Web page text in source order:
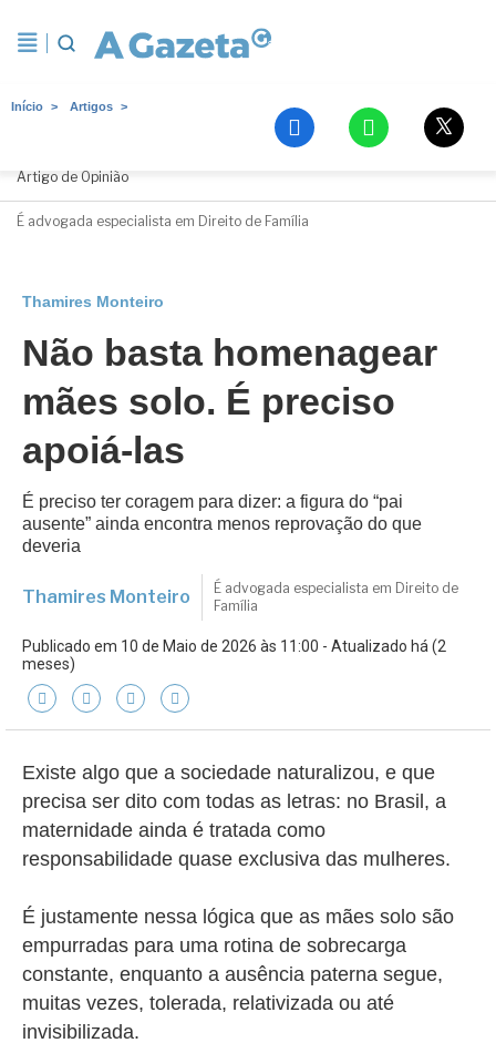
Início Artigos
Thamires Monteiro
Artigo de Opinião
É advogada especialista em Direito de Família
Thamires Monteiro
Não basta homenagear
mães solo. É preciso
apoiá-las
É preciso ter coragem para dizer: a figura do “pai
ausente” ainda encontra menos reprovação do que
deveria
Thamires Monteiro
É advogada especialista em Direito de
Família
Publicado em 10 de Maio de 2026 às 11:00 - Atualizado há (2
meses)
Existe algo que a sociedade naturalizou, e que
precisa ser dito com todas as letras: no Brasil, a
maternidade ainda é tratada como
responsabilidade quase exclusiva das mulheres.
É justamente nessa lógica que as mães solo são
empurradas para uma rotina de sobrecarga
constante, enquanto a ausência paterna segue,
muitas vezes, tolerada, relativizada ou até
invisibilizada.